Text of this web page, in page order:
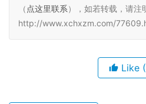
（ 点这里联系），如若转载，请注
http://www.xchxzm.com/
Like